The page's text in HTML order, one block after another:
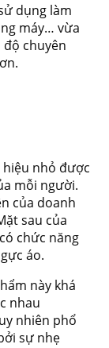
dụng làm
máy… vừa
chuyên
hiệu nhỏ được
mỗi người.
của doanh
sau của
chức năng
áo.
này khá
nhau
nhiên phổ
sự nhẹ